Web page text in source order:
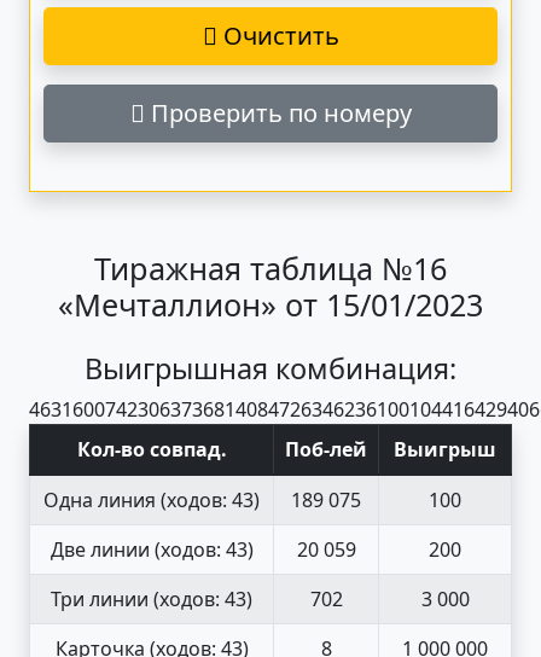
Очистить
Проверить по номеру
Тиражная таблица №16
«Мечталлион» от 15/01/2023
Выигрышная комбинация:
4631600742306373681408472634623610010441642940
Кол-во совпад. Поб-лей
Выигрыш
Одна линия (ходов: 43) 189 075
100
Две линии (ходов: 43) 20 059
200
Три линии (ходов: 43) 702
3 000
Карточка (ходов: 43) 8 1 000 000